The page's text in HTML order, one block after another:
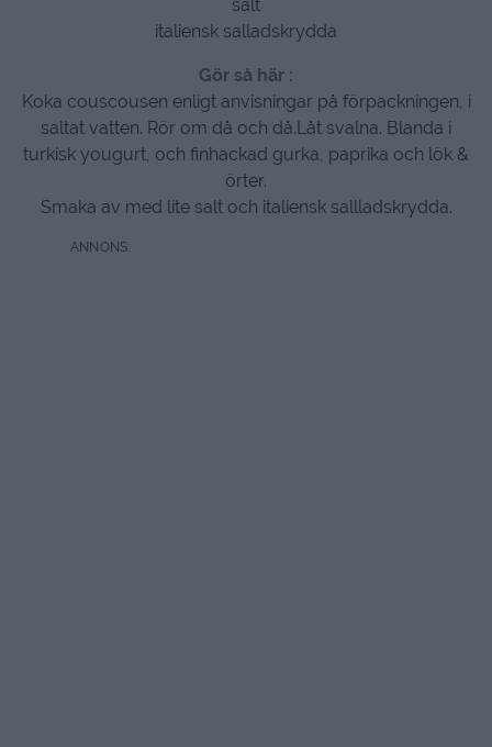
salt
italiensk salladskrydda
Gör så här :
Koka couscousen enligt anvisningar på förpackningen, i
saltat vatten. Rör om då och då.Låt svalna. Blanda i
turkisk yougurt, och finhackad gurka, paprika och lök &
örter.
Smaka av med lite salt och italiensk sallladskrydda.